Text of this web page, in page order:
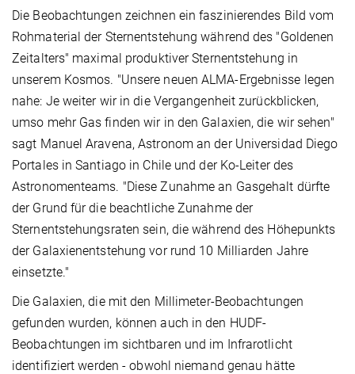
Die Beobachtungen zeichnen ein faszinierendes Bild vom
Rohmaterial der Sternentstehung während des "Goldenen
Zeitalters" maximal produktiver Sternentstehung in
unserem Kosmos. "Unsere neuen ALMA-Ergebnisse legen
nahe: Je weiter wir in die Vergangenheit zurückblicken,
umso mehr Gas finden wir in den Galaxien, die wir sehen"
sagt Manuel Aravena, Astronom an der Universidad Diego
Portales in Santiago in Chile und der Ko-Leiter des
Astronomenteams. "Diese Zunahme an Gasgehalt dürfte
der Grund für die beachtliche Zunahme der
Sternentstehungsraten sein, die während des Höhepunkts
der Galaxienentstehung vor rund 10 Milliarden Jahre
einsetzte."
Die Galaxien, die mit den Millimeter-Beobachtungen
gefunden wurden, können auch in den HUDF-
Beobachtungen im sichtbaren und im Infrarotlicht
identifiziert werden - obwohl niemand genau hätte